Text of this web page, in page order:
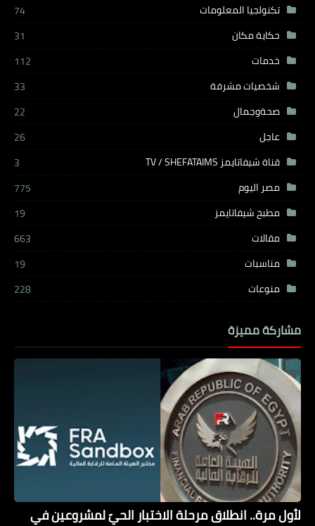
تكنولجيا المعلومات
74
حكاية مكان
31
خدمات
112
شخصيات مشرفة
33
صحةوجمال
22
عاجل
26
قناة شيفاتايمز TV / SHEFATAIMS
3
مصر اليوم
775
مطبخ شيفاتايمز
19
مقالات
663
مناسبات
19
منوعات
228
مشاركة مميزة
لأول مرة.. انطلاق مرحلة الاختبار الحيّ لمشروعين في